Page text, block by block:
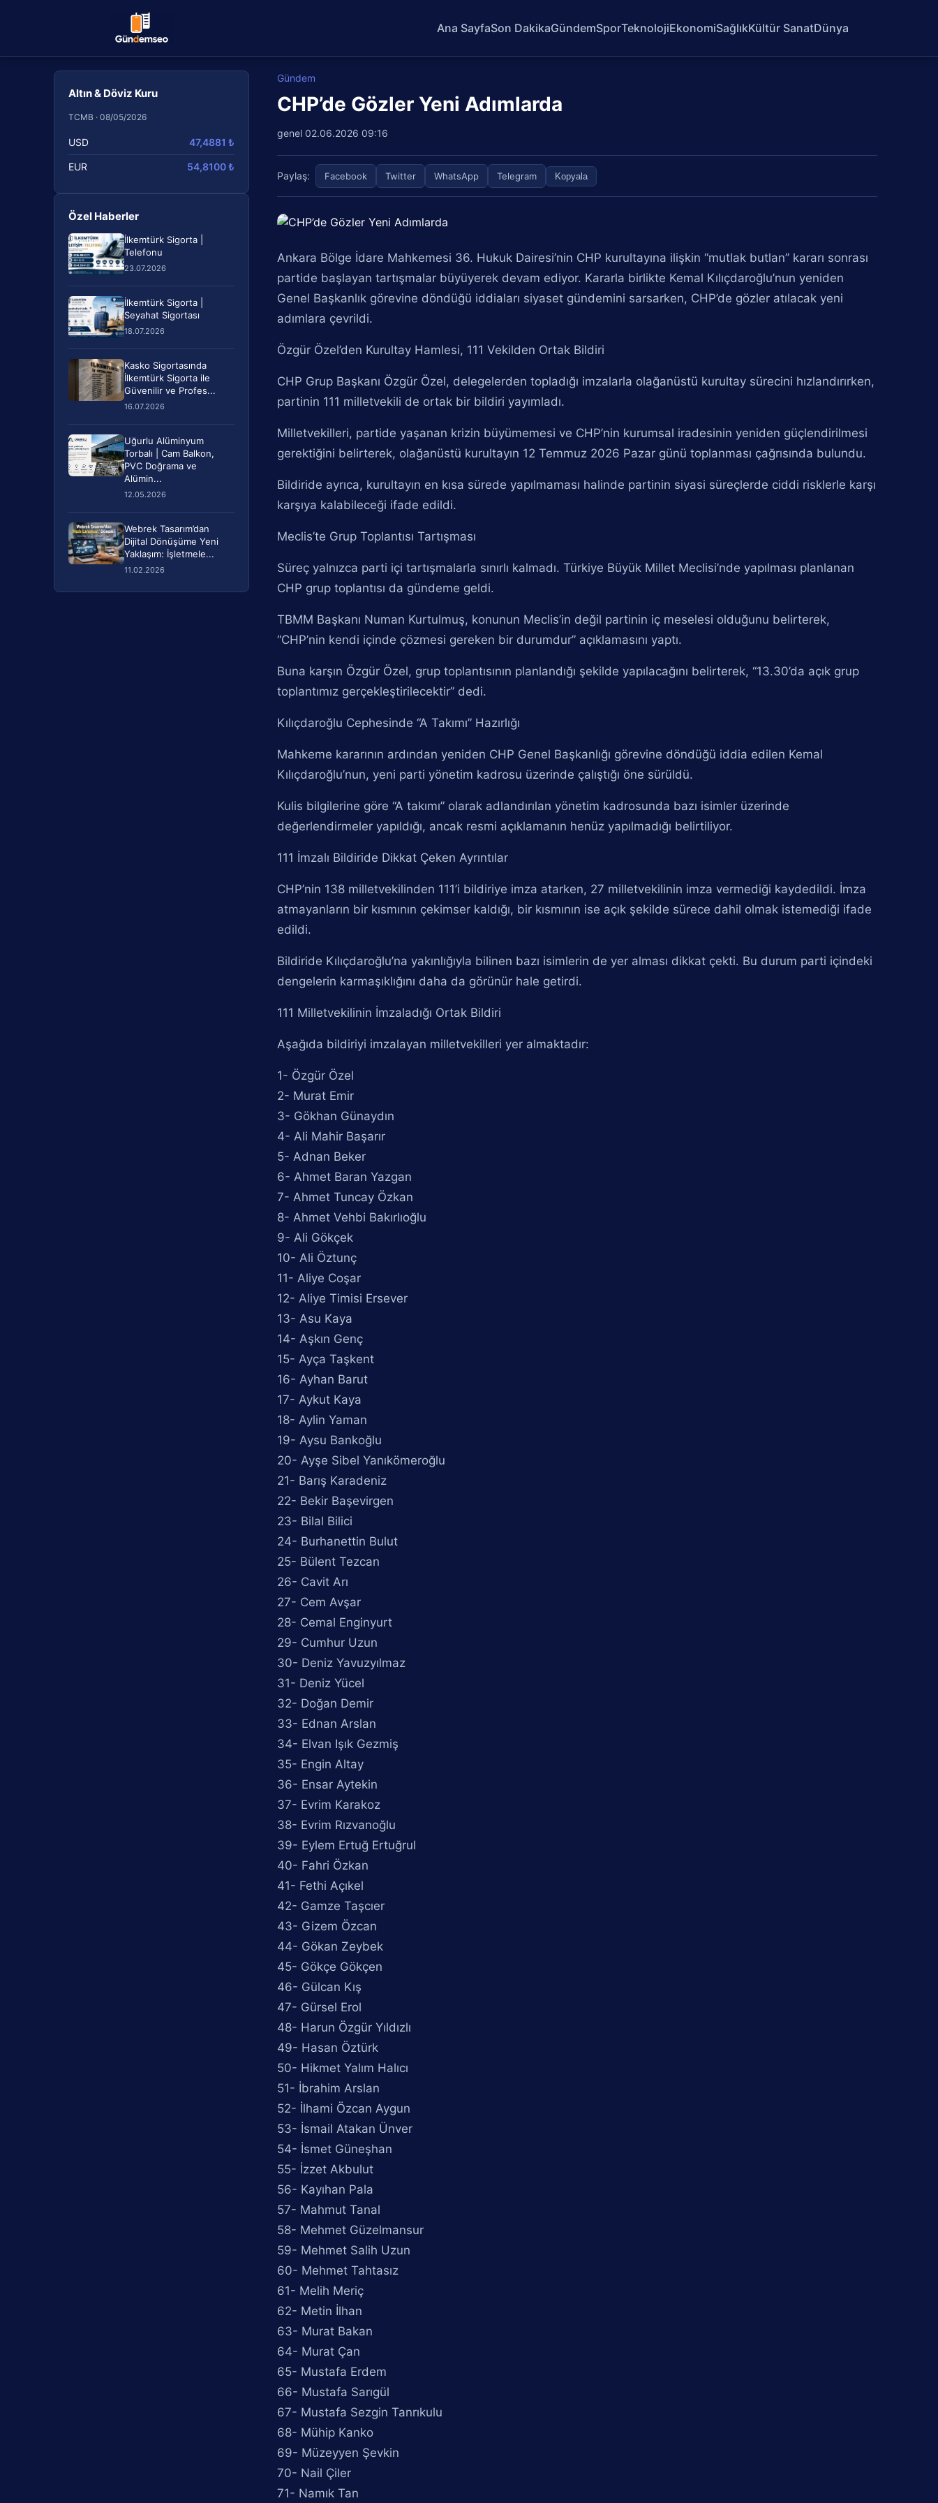
Ana SayfaSon DakikaGündemSporTeknolojiEkonomiSağlıkKültür SanatDünya
Altın & Döviz Kuru
TCMB · 08/05/2026
USD 47,4881 ₺
EUR 54,8100 ₺
Özel Haberler
İlkemtürk Sigorta |
Telefonu
23.07.2026
İlkemtürk Sigorta |
Seyahat Sigortası
18.07.2026
Kasko Sigortasında
İlkemtürk Sigorta ile
Güvenilir ve Profes...
16.07.2026
Uğurlu Alüminyum
Torbalı | Cam Balkon,
PVC Doğrama ve
Alümin...
12.05.2026
Webrek Tasarım’dan
Dijital Dönüşüme Yeni
Yaklaşım: İşletmele...
11.02.2026
Gündem
CHP’de Gözler Yeni Adımlarda
genel 02.06.2026 09:16
Paylaş: Facebook Twitter WhatsApp Telegram Kopyala
Ankara Bölge İdare Mahkemesi 36. Hukuk Dairesi’nin CHP kurultayına ilişkin “mutlak butlan” kararı sonrası
partide başlayan tartışmalar büyüyerek devam ediyor. Kararla birlikte Kemal Kılıçdaroğlu’nun yeniden
Genel Başkanlık görevine döndüğü iddiaları siyaset gündemini sarsarken, CHP’de gözler atılacak yeni
adımlara çevrildi.
Özgür Özel’den Kurultay Hamlesi, 111 Vekilden Ortak Bildiri
CHP Grup Başkanı Özgür Özel, delegelerden topladığı imzalarla olağanüstü kurultay sürecini hızlandırırken,
partinin 111 milletvekili de ortak bir bildiri yayımladı.
Milletvekilleri, partide yaşanan krizin büyümemesi ve CHP’nin kurumsal iradesinin yeniden güçlendirilmesi
gerektiğini belirterek, olağanüstü kurultayın 12 Temmuz 2026 Pazar günü toplanması çağrısında bulundu.
Bildiride ayrıca, kurultayın en kısa sürede yapılmaması halinde partinin siyasi süreçlerde ciddi risklerle karşı
karşıya kalabileceği ifade edildi.
Meclis’te Grup Toplantısı Tartışması
Süreç yalnızca parti içi tartışmalarla sınırlı kalmadı. Türkiye Büyük Millet Meclisi’nde yapılması planlanan
CHP grup toplantısı da gündeme geldi.
TBMM Başkanı Numan Kurtulmuş, konunun Meclis’in değil partinin iç meselesi olduğunu belirterek,
“CHP’nin kendi içinde çözmesi gereken bir durumdur” açıklamasını yaptı.
Buna karşın Özgür Özel, grup toplantısının planlandığı şekilde yapılacağını belirterek, “13.30’da açık grup
toplantımız gerçekleştirilecektir” dedi.
Kılıçdaroğlu Cephesinde “A Takımı” Hazırlığı
Mahkeme kararının ardından yeniden CHP Genel Başkanlığı görevine döndüğü iddia edilen Kemal
Kılıçdaroğlu’nun, yeni parti yönetim kadrosu üzerinde çalıştığı öne sürüldü.
Kulis bilgilerine göre “A takımı” olarak adlandırılan yönetim kadrosunda bazı isimler üzerinde
değerlendirmeler yapıldığı, ancak resmi açıklamanın henüz yapılmadığı belirtiliyor.
111 İmzalı Bildiride Dikkat Çeken Ayrıntılar
CHP’nin 138 milletvekilinden 111’i bildiriye imza atarken, 27 milletvekilinin imza vermediği kaydedildi. İmza
atmayanların bir kısmının çekimser kaldığı, bir kısmının ise açık şekilde sürece dahil olmak istemediği ifade
edildi.
Bildiride Kılıçdaroğlu’na yakınlığıyla bilinen bazı isimlerin de yer alması dikkat çekti. Bu durum parti içindeki
dengelerin karmaşıklığını daha da görünür hale getirdi.
111 Milletvekilinin İmzaladığı Ortak Bildiri
Aşağıda bildiriyi imzalayan milletvekilleri yer almaktadır:
1- Özgür Özel
2- Murat Emir
3- Gökhan Günaydın
4- Ali Mahir Başarır
5- Adnan Beker
6- Ahmet Baran Yazgan
7- Ahmet Tuncay Özkan
8- Ahmet Vehbi Bakırlıoğlu
9- Ali Gökçek
10- Ali Öztunç
11- Aliye Coşar
12- Aliye Timisi Ersever
13- Asu Kaya
14- Aşkın Genç
15- Ayça Taşkent
16- Ayhan Barut
17- Aykut Kaya
18- Aylin Yaman
19- Aysu Bankoğlu
20- Ayşe Sibel Yanıkömeroğlu
21- Barış Karadeniz
22- Bekir Başevirgen
23- Bilal Bilici
24- Burhanettin Bulut
25- Bülent Tezcan
26- Cavit Arı
27- Cem Avşar
28- Cemal Enginyurt
29- Cumhur Uzun
30- Deniz Yavuzyılmaz
31- Deniz Yücel
32- Doğan Demir
33- Ednan Arslan
34- Elvan Işık Gezmiş
35- Engin Altay
36- Ensar Aytekin
37- Evrim Karakoz
38- Evrim Rızvanoğlu
39- Eylem Ertuğ Ertuğrul
40- Fahri Özkan
41- Fethi Açıkel
42- Gamze Taşcıer
43- Gizem Özcan
44- Gökan Zeybek
45- Gökçe Gökçen
46- Gülcan Kış
47- Gürsel Erol
48- Harun Özgür Yıldızlı
49- Hasan Öztürk
50- Hikmet Yalım Halıcı
51- İbrahim Arslan
52- İlhami Özcan Aygun
53- İsmail Atakan Ünver
54- İsmet Güneşhan
55- İzzet Akbulut
56- Kayıhan Pala
57- Mahmut Tanal
58- Mehmet Güzelmansur
59- Mehmet Salih Uzun
60- Mehmet Tahtasız
61- Melih Meriç
62- Metin İlhan
63- Murat Bakan
64- Murat Çan
65- Mustafa Erdem
66- Mustafa Sarıgül
67- Mustafa Sezgin Tanrıkulu
68- Mühip Kanko
69- Müzeyyen Şevkin
70- Nail Çiler
71- Namık Tan